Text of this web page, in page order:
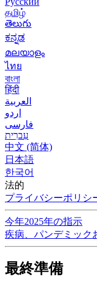
தமிழ்
తెలుగు
ಕನ್ನಡ
മലയാളം
ไทย
বাংলা
हिंदी
العربية
اردو
فارسی
עִברִית
中文 (简体)
日本語
한국어
法的
プライバシーポリシ
今年2025年の指示
疾病、パンデミック
最終準備